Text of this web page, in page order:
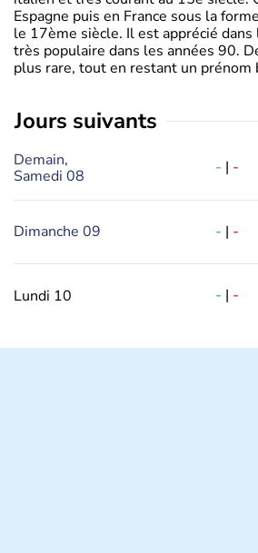
Espagne puis en France sous la
le 17ème siècle. Il est apprécié
très populaire dans les années 90.
plus rare, tout en restant un prénom
jours suivants
Demain,
Samedi 08
- | -
Dimanche 09 - | -
Lundi 10 - | -